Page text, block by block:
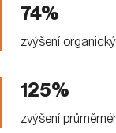
74%
zvýšení
125%
zvýšení